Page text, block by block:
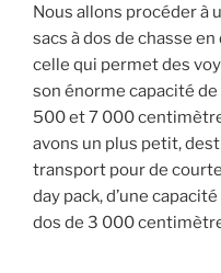
Nous allons procéder à
sacs à dos de chasse en
celle qui permet des
son énorme capacité
500 et 7 000
avons un plus petit,
transport pour de
day pack, d’une
dos de 3 000